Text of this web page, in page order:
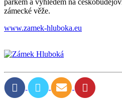
zámecké věže.
www.zamek-hluboka.eu